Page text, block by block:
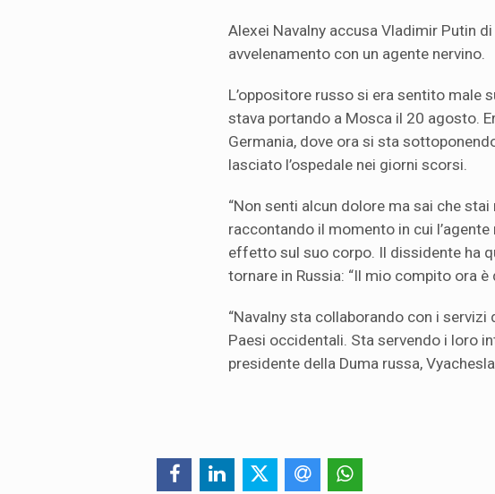
Alexei Navalny accusa Vladimir Putin
avvelenamento con un agente nervino.
L’oppositore russo si era sentito male
stava portando a Mosca il 20 agosto.
Germania, dove ora si sta
lasciato l’ospedale nei giorni scorsi.
“Non senti alcun dolore ma sai che
raccontando il momento in cui
effetto sul suo corpo. Il dissidente ha
tornare in Russia: “Il mio compito ora è
“Navalny sta collaborando con i
Paesi occidentali. Sta servendo i loro
presidente della Duma russa,